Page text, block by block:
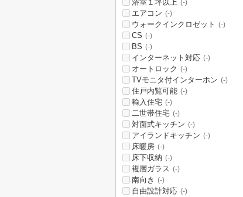
浴室１坪以上 (-)
エアコン (-)
ウォークインクロゼット (-)
CS (-)
BS (-)
インターネット対応 (-)
オートロック (-)
TVモニタ付インターホン (-)
住戸内覧可能 (-)
輸入住宅 (-)
二世帯住宅 (-)
対面式キッチン (-)
アイランドキッチン (-)
床暖房 (-)
床下収納 (-)
複層ガラス (-)
南向き (-)
自由設計対応 (-)